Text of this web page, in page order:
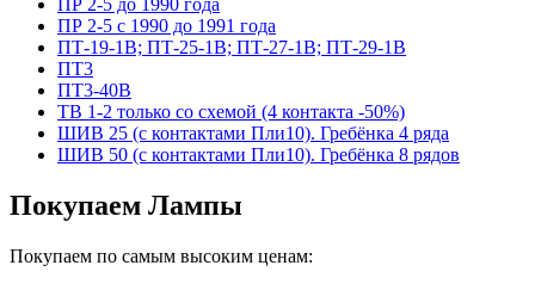
ПР 2-5 до 1990 года
ПР 2-5 с 1990 до 1991 года
ПТ-19-1В; ПТ-25-1В; ПТ-27-1В; ПТ-29-1В
ПТ3
ПТ3-40В
ТВ 1-2 только со схемой (4 контакта -50%)
ШИВ 25 (с контактами Пли10). Гребёнка 4 ряда
ШИВ 50 (с контактами Пли10). Гребёнка 8 рядов
Покупаем Лампы
Покупаем по самым высоким ценам: